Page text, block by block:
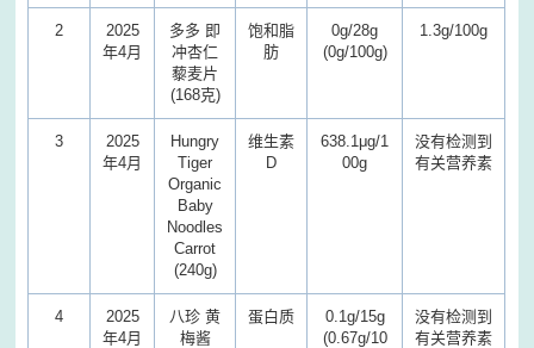
2
2025
年4月
多多 即
冲杏仁
藜麦片
(168克)
饱和脂
肪
0g/28g
(0g/100g)
1.3g/100g
3
2025
年4月
Hungry
Tiger
Organic
Baby
Noodles
Carrot
(240g)
维生素
D
638.1μg/1
00g
没有检测到
有关营养素
4
2025
年4月
八珍 黄
梅酱
蛋白质
0.1g/15g
(0.67g/10
没有检测到
有关营养素